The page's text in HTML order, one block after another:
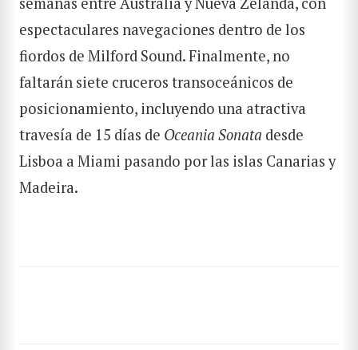
BUSCAR
espectaculares navegaciones dentro de los
fiordos de Milford Sound. Finalmente, no
faltarán siete cruceros transoceánicos de
posicionamiento, incluyendo una atractiva
travesía de 15 días de Oceania Sonata desde
Lisboa a Miami pasando por las islas Canarias y
Madeira.